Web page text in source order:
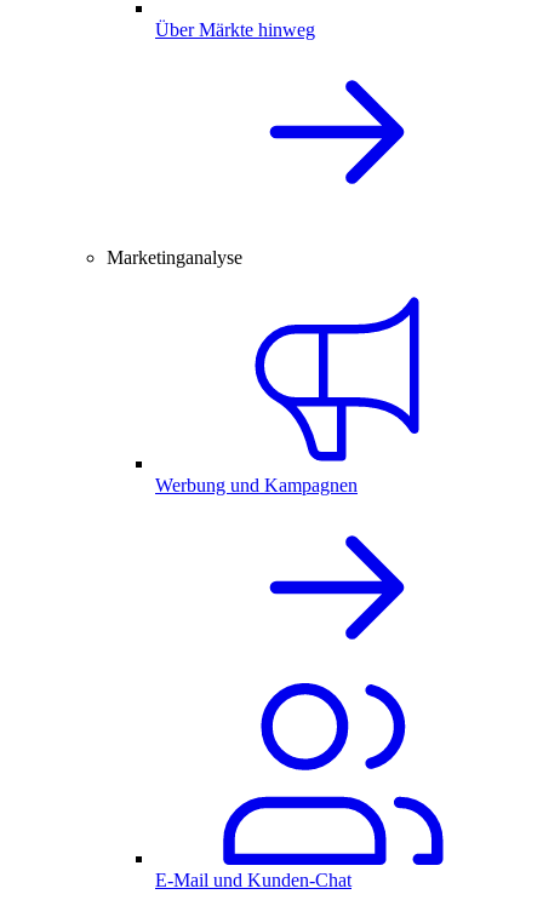
Über Märkte hinweg
Marketinganalyse
Werbung und Kampagnen
E-Mail und Kunden-Chat